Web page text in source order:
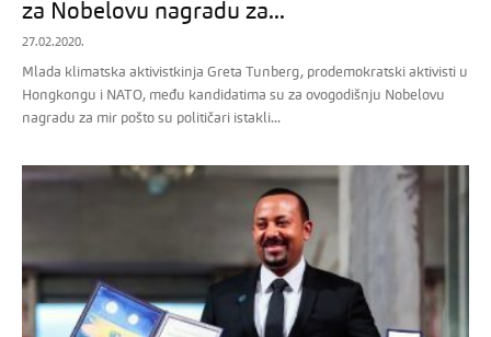
za Nobelovu nagradu za...
27.02.2020.
Mlada klimatska aktivistkinja Greta Tunberg, prodemokratski aktivisti u
Hongkongu i NATO, među kandidatima su za ovogodišnju Nobelovu
nagradu za mir pošto su političari istakli...